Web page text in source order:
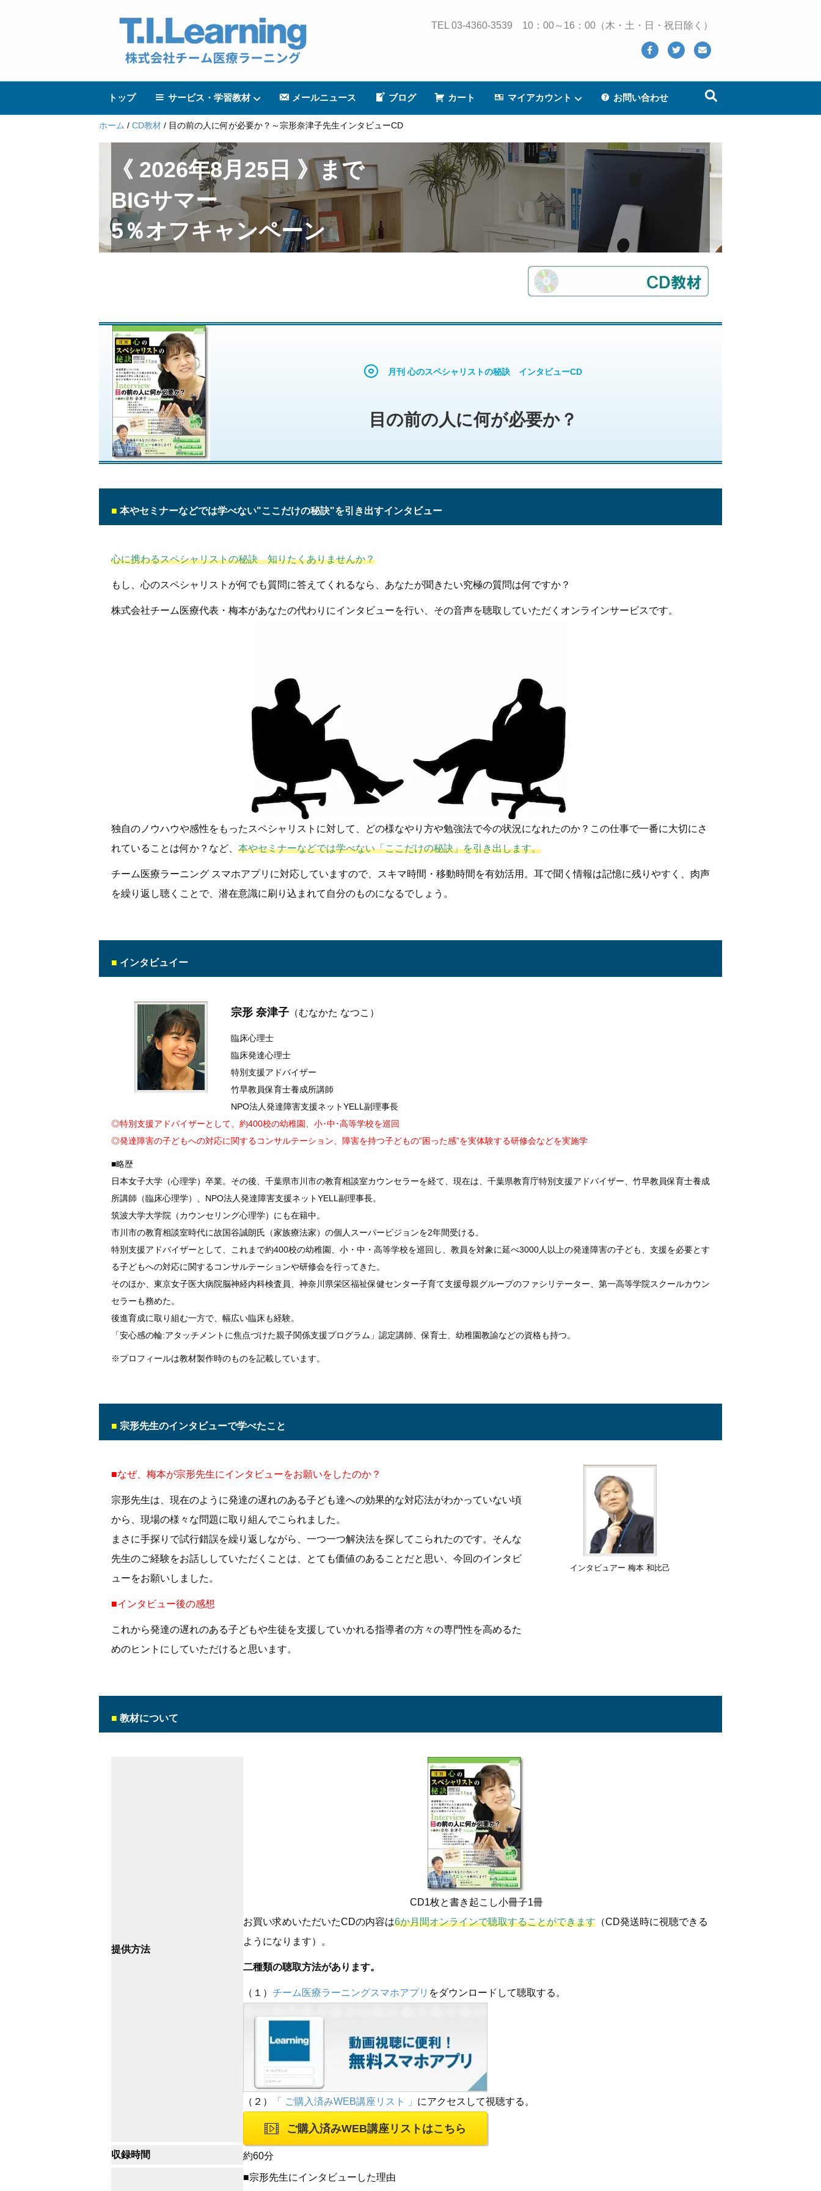
TEL 03-4360-3539 10：00～16：00（木・土・日・祝日除く）
FacebookTwitter
トップ サービス・学習教材 メールニュース ブログ カート マイアカウント お問い合わせ
ホーム / CD教材 / 目の前の人に何が必要か？～宗形奈津子先生インタビューCD
《 2026年8月25日 》まで
BIGサマー
5％オフキャンペーン
月刊 心のスペシャリストの秘訣 インタビューCD
目の前の人に何が必要か？
■ 本やセミナーなどでは学べない"ここだけの秘訣"を引き出すインタビュー
心に携わるスペシャリストの秘訣 知りたくありませんか？
もし、心のスペシャリストが何でも質問に答えてくれるなら、あなたが聞きたい究極の質問は何ですか？
株式会社チーム医療代表・梅本があなたの代わりにインタビューを行い、その音声を聴取していただくオンラインサービスです。
独自のノウハウや感性をもったスペシャリストに対して、どの様なやり方や勉強法で今の状況になれたのか？この仕事で一番に大切にさ
れていることは何か？など、 本やセミナーなどでは学べない「ここだけの秘訣」を引き出します。
チーム医療ラーニング スマホアプリに対応していますので、スキマ時間・移動時間を有効活用。耳で聞く情報は記憶に残りやすく、肉声
を繰り返し聴くことで、潜在意識に刷り込まれて自分のものになるでしょう。
■ インタビュイー
宗形 奈津子 （むなかた なつこ）
臨床心理士
臨床発達心理士
特別支援アドバイザー
竹早教員保育士養成所講師
NPO法人発達障害支援ネットYELL副理事長
◎特別支援アドバイザーとして、約400校の幼稚園、小･中･高等学校を巡回
◎発達障害の子どもへの対応に関するコンサルテーション、障害を持つ子どもの”困った感”を実体験する研修会などを実施学
■略歴
日本女子大学（心理学）卒業。その後、千葉県市川市の教育相談室カウンセラーを経て、現在は、千葉県教育庁特別支援アドバイザー、竹早教員保育士養成
所講師（臨床心理学）、NPO法人発達障害支援ネットYELL副理事長。
筑波大学大学院（カウンセリング心理学）にも在籍中。
市川市の教育相談室時代に故国谷誠朗氏（家族療法家）の個人スーパービジョンを2年間受ける。
特別支援アドバイザーとして、これまで約400校の幼稚園、小・中・高等学校を巡回し、教員を対象に延べ3000人以上の発達障害の子ども、支援を必要とす
る子どもへの対応に関するコンサルテーションや研修会を行ってきた。
そのほか、東京女子医大病院脳神経内科検査員、神奈川県栄区福祉保健センター子育て支援母親グループのファシリテーター、第一高等学院スクールカウン
セラーも務めた。
後進育成に取り組む一方で、幅広い臨床も経験。
「安心感の輪:アタッチメントに焦点づけた親子関係支援プログラム」認定講師、保育士、幼稚園教諭などの資格も持つ。
※プロフィールは教材製作時のものを記載しています。
■ 宗形先生のインタビューで学べたこと
■なぜ、梅本が宗形先生にインタビューをお願いをしたのか？
宗形先生は、現在のように発達の遅れのある子ども達への効果的な対応法がわかっていない頃
から、現場の様々な問題に取り組んでこられました。
まさに手探りで試行錯誤を繰り返しながら、一つ一つ解決法を探してこられたのです。そんな
先生のご経験をお話ししていただくことは、とても価値のあることだと思い、今回のインタビ
ューをお願いしました。
■インタビュー後の感想
これから発達の遅れのある子どもや生徒を支援していかれる指導者の方々の専門性を高めるた
めのヒントにしていただけると思います。
インタビュアー 梅本 和比己
■ 教材について
提供方法
CD1枚と書き起こし小冊子1冊
お買い求めいただいたCDの内容は6か月間オンラインで聴取することができます（CD発送時に視聴できる
ようになります）。
二種類の聴取方法があります。
（１） チーム医療ラーニングスマホアプリ をダウンロードして聴取する。
（２） 「 ご購入済みWEB講座リスト 」 にアクセスして視聴する。
ご購入済みWEB講座リストはこちら
収録時間 約60分
■宗形先生にインタビューした理由